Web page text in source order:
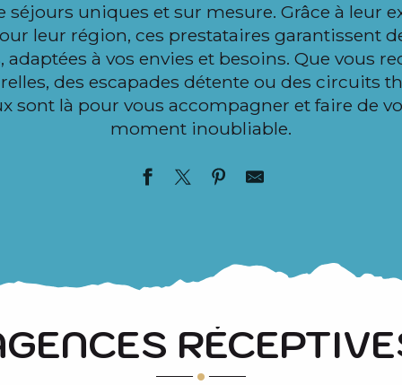
séjours uniques et sur mesure. Grâce à leur
leur région, ces prestataires garantissent
à vos envies et besoins. Que vous
des escapades détente ou des circuits
sont là pour vous accompagner et faire de
moment inoubliable.